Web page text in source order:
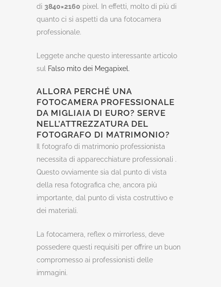
di 3840×2160 pixel. In effetti, molto di più di
quanto ci si aspetti da una fotocamera
professionale.
Leggete anche questo interessante articolo
sul
Falso mito dei Megapixel.
ALLORA PERCHÉ UNA
FOTOCAMERA PROFESSIONALE
DA MIGLIAIA DI EURO? SERVE
NELL’ATTREZZATURA DEL
FOTOGRAFO DI MATRIMONIO?
Il fotografo di matrimonio professionista
necessita di apparecchiature professionali .
Questo ovviamente sia dal punto di vista
della resa fotografica che, ancora più
importante, dal punto di vista costruttivo e
dei materiali.
La fotocamera, reflex o mirrorless, deve
possedere questi requisiti per offrire un buon
compromesso ai professionisti delle
immagini.